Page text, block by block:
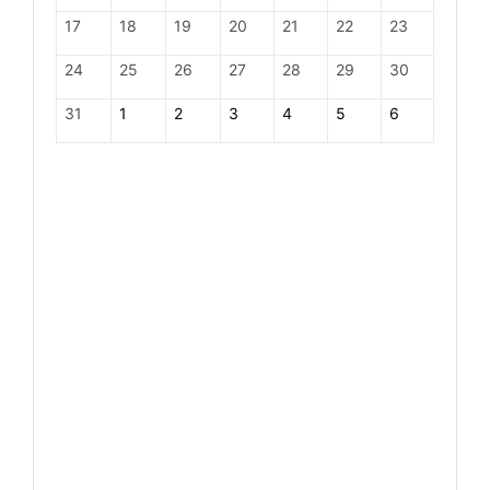
17 18 19 20 21 22 23
24 25 26 27 28 29 30
31 1 2 3 4 5 6